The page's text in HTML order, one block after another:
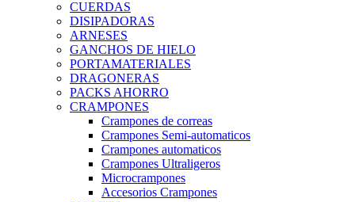
CUERDAS
DISIPADORAS
ARNESES
GANCHOS DE HIELO
PORTAMATERIALES
DRAGONERAS
PACKS AHORRO
CRAMPONES
Crampones de correas
Crampones Semi-automaticos
Crampones automaticos
Crampones Ultraligeros
Microcrampones
Accesorios Crampones